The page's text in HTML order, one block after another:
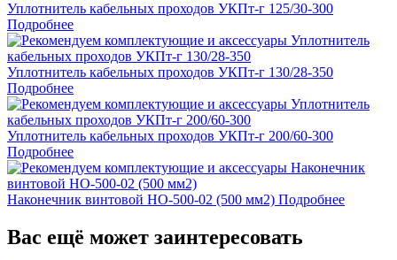
Уплотнитель кабельных проходов УКПт-г 125/30-300
Подробнее
Уплотнитель кабельных проходов УКПт-г 130/28-350
Подробнее
Уплотнитель кабельных проходов УКПт-г 200/60-300
Подробнее
Наконечник винтовой НО-500-02 (500 мм2) Подробнее
Вас ещё может заинтересовать